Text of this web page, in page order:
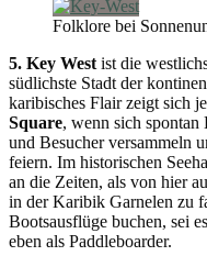
Folklore bei
5. Key West ist die
südlichste Stadt der
karibisches Flair zeigt sich
Square, wenn sich spontan
und Besucher versammeln
feiern. Im historischen
an die Zeiten, als von hier
in der Karibik Garnelen zu
Bootsausflüge buchen, sei
eben als Paddleboarder.